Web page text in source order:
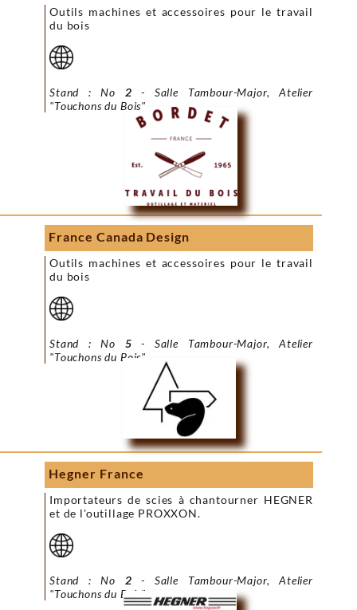
Outils machines et accessoires pour le travail
du bois
Stand : No 2 - Salle Tambour-Major, Atelier
"Touchons du Bois"
France Canada Design
Outils machines et accessoires pour le travail
du bois
Stand : No 5 - Salle Tambour-Major, Atelier
"Touchons du Bois"
Hegner France
Importateurs de scies à chantourner HEGNER
et de l'outillage PROXXON.
Stand : No 2 - Salle Tambour-Major, Atelier
"Touchons du Bois"